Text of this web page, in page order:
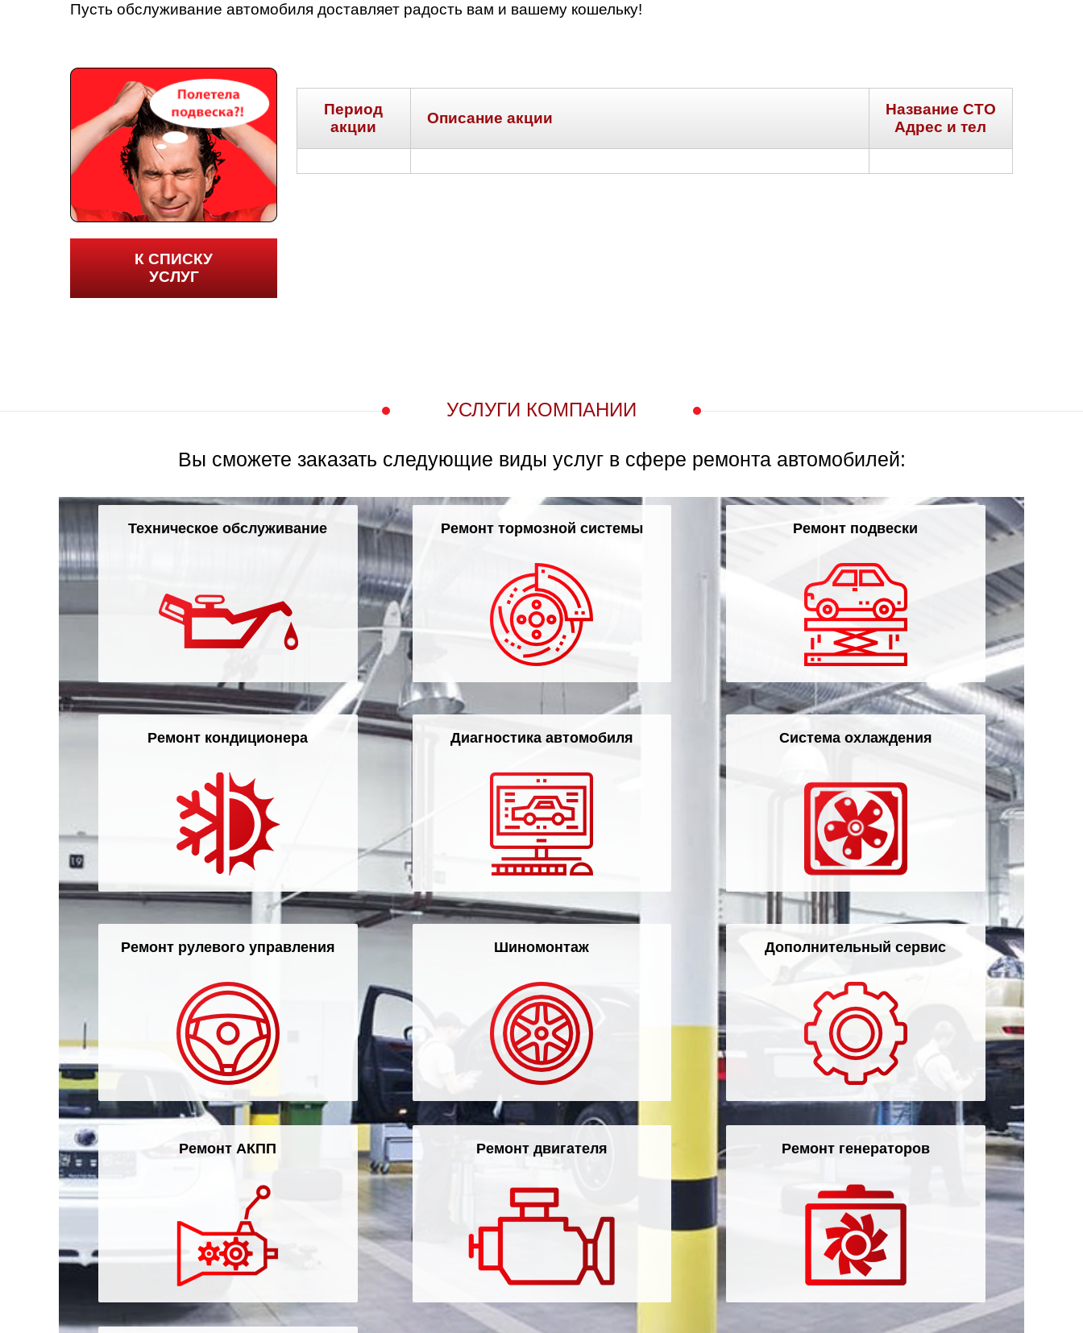
Самара
Санкт-Петербург
Саратов
Солнцево
Пусть обслуживание автомобиля доставляет радость вам и вашему кошельку!
К СПИСКУ
УСЛУГ
Период
акции
Описание акции
Название СТО
Адрес и тел
УСЛУГИ КОМПАНИИ
Вы сможете заказать следующие виды услуг в сфере ремонта автомобилей:
Техническое обслуживание Ремонт тормозной системы Ремонт подвески
Ремонт кондиционера Диагностика автомобиля Система охлаждения
Ремонт рулевого управления Шиномонтаж Дополнительный сервис
Ремонт АКПП Ремонт двигателя Ремонт генераторов